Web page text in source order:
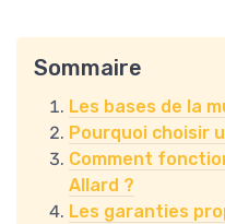
Sommaire
Les bases de la
Pourquoi choisir
Comment
Allard ?
Les garanties